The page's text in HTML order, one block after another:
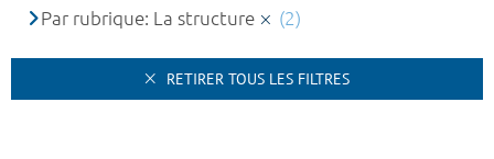
Par rubrique: La structure
(2)
RETIRER TOUS LES FILTRES